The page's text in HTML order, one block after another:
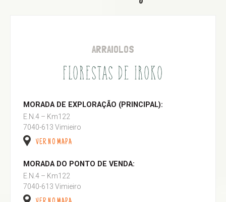
ARRAIOLOS
FLORESTAS DE IROKO
MORADA DE EXPLORAÇÃO (PRINCIPAL):
E.N.4 – Km122
7040-613 Vimieiro
VER NO MAPA
MORADA DO PONTO DE VENDA:
E.N.4 – Km122
7040-613 Vimieiro